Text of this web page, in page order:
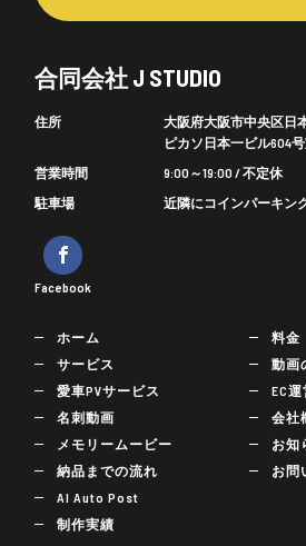
合同会社 J STUDIO
住所
大阪府大阪市中央区日本
ピカソ日本一ビル604
営業時間
9:00～19:00 / 不定休
駐車場
近隣にコインパーキン
Facebook
ホーム
サービス
愛車PVサービス
名刺動画
メモリームービー
納品までの流れ
AI Auto Post
制作実績
料金
動画
EC
会社
お知
お問